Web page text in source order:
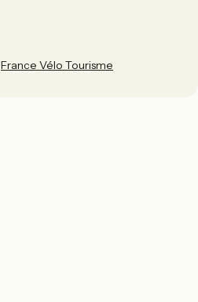
France Vélo Tourisme